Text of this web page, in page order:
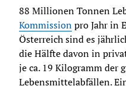
88 Millionen Tonnen
Kommissionpro Jahr in
Österreich sind es
die Hälfte davon in
je ca. 19 Kilogramm der
Lebensmittelabfällen.